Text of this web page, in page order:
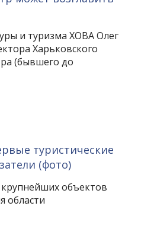
и туризма ХОВА Олег
Харьковского
(бывшего до
туристические
(фото)
объектов
области